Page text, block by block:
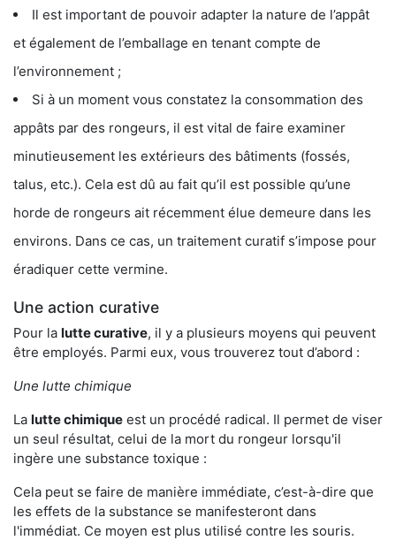
Il est important de pouvoir adapter la nature de l’appât
et également de l’emballage en tenant compte de
l’environnement ;
Si à un moment vous constatez la consommation des
appâts par des rongeurs, il est vital de faire examiner
minutieusement les extérieurs des bâtiments (fossés,
talus, etc.). Cela est dû au fait qu’il est possible qu’une
horde de rongeurs ait récemment élue demeure dans les
environs. Dans ce cas, un traitement curatif s’impose pour
éradiquer cette vermine.
Une action curative
Pour la lutte curative, il y a plusieurs moyens qui peuvent
être employés. Parmi eux, vous trouverez tout d’abord :
Une lutte chimique
La lutte chimique est un procédé radical. Il permet de viser
un seul résultat, celui de la mort du rongeur lorsqu'il
ingère une substance toxique :
Cela peut se faire de manière immédiate, c’est-à-dire que
les effets de la substance se manifesteront dans
l'immédiat. Ce moyen est plus utilisé contre les souris.